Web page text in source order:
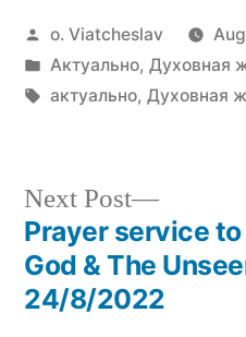
Posted
by
o. Viatcheslav
Posted
in
Актуально, Духовная
Tags:
актуально, Духовная
Post
navigation
Next Post
Next
post:
Prayer service
God & The
24/8/2022